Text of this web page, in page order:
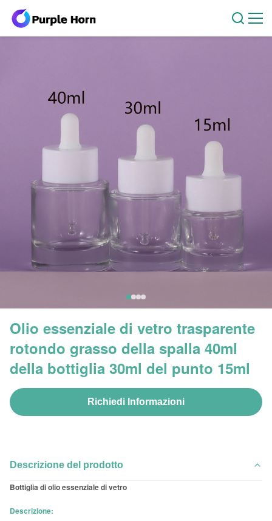
Olio essenziale di vetro trasparente
rotondo grasso della spalla 40ml
della bottiglia 30ml del punto 15ml
Richiedi Informazioni
Descrizione del prodotto
Bottiglia di olio essenziale di vetro
Descrizione: